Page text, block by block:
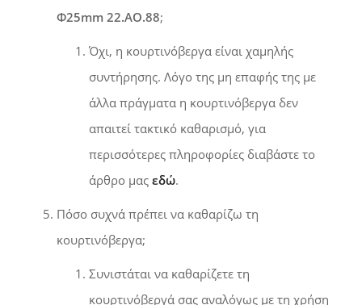
Φ25mm 22.AO.88;
Όχι, η κουρτινόβεργα είναι χαμηλής
συντήρησης. Λόγο της μη επαφής της με
άλλα πράγματα η κουρτινόβεργα δεν
απαιτεί τακτικό καθαρισμό, για
περισσότερες πληροφορίες διαβάστε το
άρθρο μας εδώ.
Πόσο συχνά πρέπει να καθαρίζω τη
κουρτινόβεργα;
Συνιστάται να καθαρίζετε τη
κουρτινόβεργά σας αναλόγως με τη χρήση